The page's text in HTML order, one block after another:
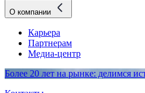
О компании
Карьера
Партнерам
Медиа-центр
Более 20 лет на рынке: делимся